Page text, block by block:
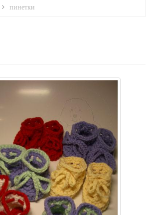
Homeпинетки